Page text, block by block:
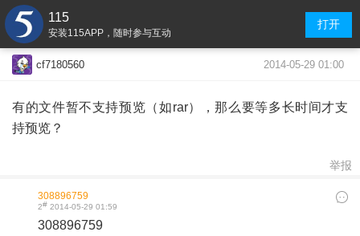
115
安装115APP，随时参与互动
打开
cf7180560 2014-05-29 01:00
有的文件暂不支持预览（如rar），那么要等多长时间才支
持预览？
举报
308896759
2# 2014-05-29 01:59
308896759